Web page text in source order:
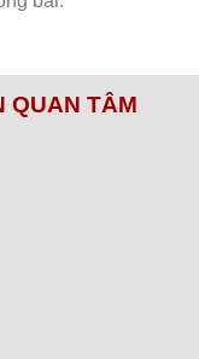
QUAN TÂM